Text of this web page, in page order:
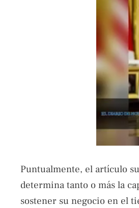
Puntualmente, el artículo
determina tanto o más la
sostener su negocio en el